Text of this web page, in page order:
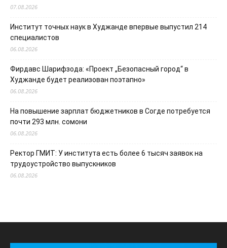
07.08.2026
Институт точных наук в Худжанде впервые выпустил 214
специалистов
06.08.2026
Фирдавс Шарифзода: «Проект „Безопасный город“ в
Худжанде будет реализован поэтапно»
06.08.2026
На повышение зарплат бюджетников в Согде потребуется
почти 293 млн. сомони
06.08.2026
Ректор ГМИТ: У института есть более 6 тысяч заявок на
трудоустройство выпускников
06.08.2026